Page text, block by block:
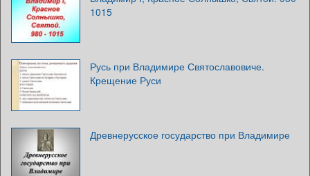
1015
Русь при Владимире Святославовиче.
Крещение Руси
Древнерусское государство при Владимире